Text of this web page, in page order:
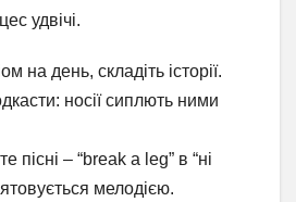
удвічі.
на день, складіть історії.
носії сиплють ними
пісні – “break a leg” в “ні
мелодією.